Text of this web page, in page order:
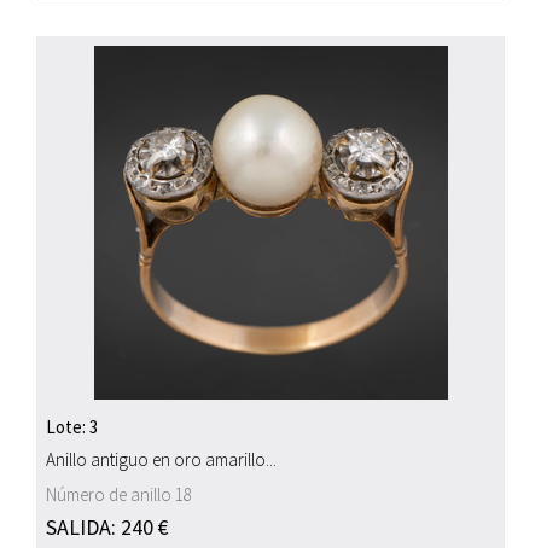
Lote: 3
Anillo antiguo en oro amarillo...
Número de anillo 18
SALIDA: 240 €